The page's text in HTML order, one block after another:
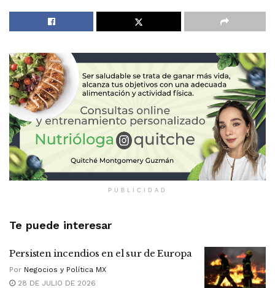
PUBLICIDAD
Te puede interesar
Persisten incendios en el sur de Europa
Por Negocios y Política MX
28 DE JULIO DE 2026